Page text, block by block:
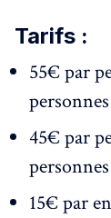
Tarifs :
55€ par
personnes
45€ par
personnes
15€ par